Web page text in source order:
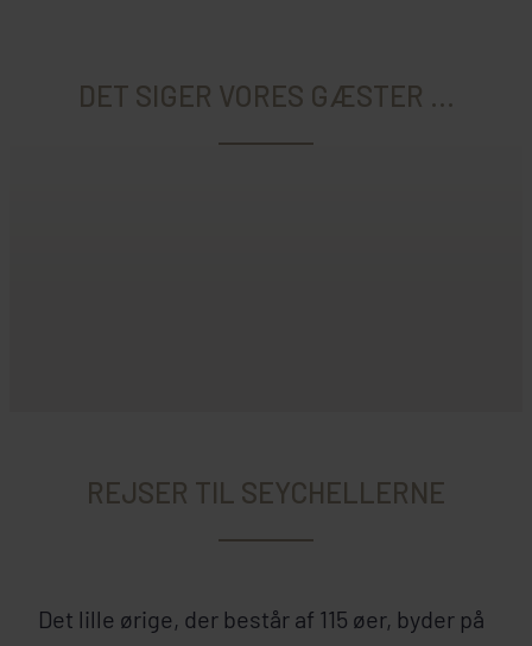
DET SIGER VORES GÆSTER ...
REJSER TIL SEYCHELLERNE
Det lille ørige, der består af 115 øer, byder på